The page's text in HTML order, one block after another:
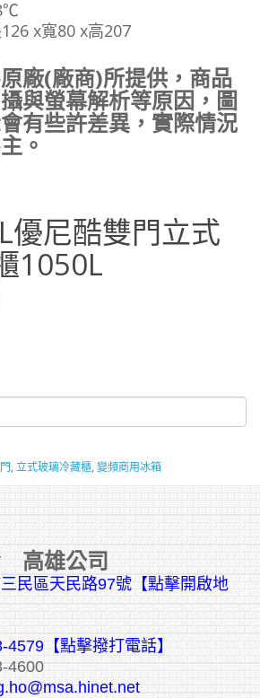
x寬80 x高207
廠(廠商)所提供，商品
與螢幕解析等原因，圖
有些許差異，實際情況
。
優尼酷雙門立式
1050L
, 立式玻璃冷藏櫃, 變頻商用冰箱
高雄公司
民區天民路97號【點擊開啟地
4579【點擊撥打電話】
4600